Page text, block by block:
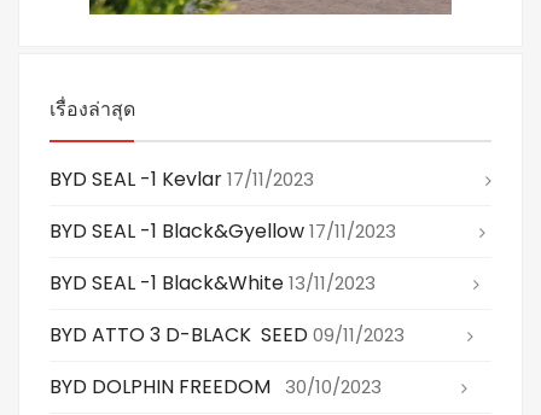
เรื่องล่าสุด
BYD SEAL -1 Kevlar17/11/2023
BYD SEAL -1 Black&gyellow17/11/2023
BYD SEAL -1 Black&white13/11/2023
BYD ATTO 3 D-BLACK SEED09/11/2023
BYD DOLPHIN FREEDOM 30/10/2023